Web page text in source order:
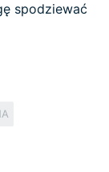
spodziewać